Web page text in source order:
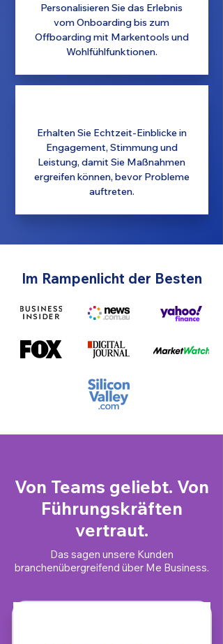
Personalisieren Sie das Erlebnis
vom Onboarding bis zum
Offboarding mit Markentools und
Wohlfühlfunktionen.
Erhalten Sie Echtzeit-Einblicke in
Engagement, Stimmung und
Leistung, damit Sie Maßnahmen
ergreifen können, bevor Probleme
auftreten.
Im Rampenlicht der Besten
Von Teams geliebt. Von
Führungskräften
vertraut.
Das sagen unsere Kunden
branchenübergreifend über Me Business.